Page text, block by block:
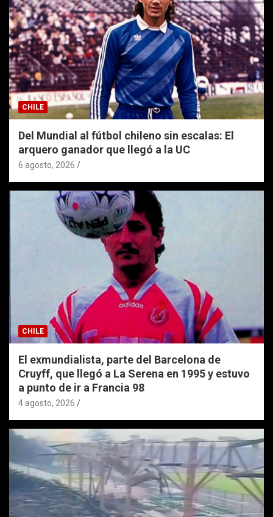
CHILE
Del Mundial al fútbol chileno sin escalas: El
arquero ganador que llegó a la UC
6 agosto, 2026
CHILE
El exmundialista, parte del Barcelona de
Cruyff, que llegó a La Serena en 1995 y estuvo
a punto de ir a Francia 98
4 agosto, 2026